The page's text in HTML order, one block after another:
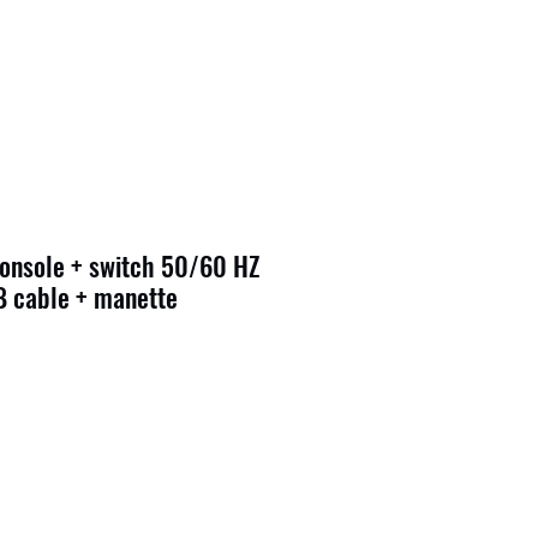
+ switch 50/60 HZ
cable + manette